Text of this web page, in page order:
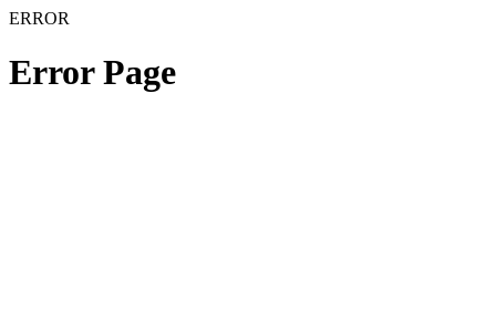
ERROR
Error Page